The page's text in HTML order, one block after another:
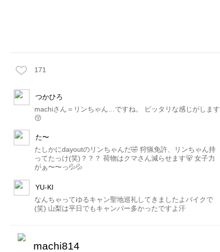
171
つかひろ
machiさん＝リンちゃん…ですね。 ピッタリな感じがします
😚
た〜
たしかにdayoutのリンちゃんだ🤣 狩猟免許、リンちゃん持
ってたっけ(笑)？？？ 荷物はクマさん減らせます🐻 女子力
がぁ〜〜っ💦💦
YU-KI
なんちゃってゆるキャン聖地巡礼してきましたよバイクで
(笑) 山梨は平日でもキャンパー多かったですよ汗
machi814